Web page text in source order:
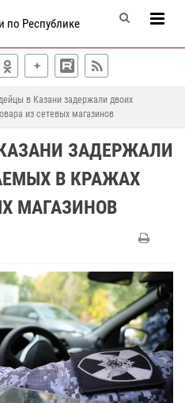
по Республике
в Казани задержали двоих
из сетевых магазинов
ЗАДЕРЖАЛИ
В КРАЖАХ
МАГАЗИНОВ